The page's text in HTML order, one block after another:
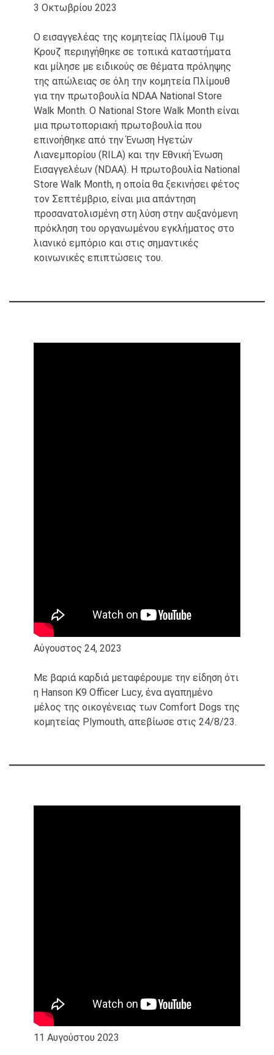
3 Οκτωβρίου 2023
Ο εισαγγελέας της κομητείας Πλίμουθ Τιμ
Κρουζ περιηγήθηκε σε τοπικά καταστήματα
και μίλησε με ειδικούς σε θέματα πρόληψης
της απώλειας σε όλη την κομητεία Πλίμουθ
για την πρωτοβουλία NDAA National Store
Walk Month. Ο National Store Walk Month είναι
μια πρωτοποριακή πρωτοβουλία που
επινοήθηκε από την Ένωση Ηγετών
Λιανεμπορίου (RILA) και την Εθνική Ένωση
Εισαγγελέων (NDAA). Η πρωτοβουλία National
Store Walk Month, η οποία θα ξεκινήσει φέτος
τον Σεπτέμβριο, είναι μια απάντηση
προσανατολισμένη στη λύση στην αυξανόμενη
πρόκληση του οργανωμένου εγκλήματος στο
λιανικό εμπόριο και στις σημαντικές
κοινωνικές επιπτώσεις του.
Αύγουστος 24, 2023
Με βαριά καρδιά μεταφέρουμε την είδηση ότι
η Hanson K9 Officer Lucy, ένα αγαπημένο
μέλος της οικογένειας των Comfort Dogs της
κομητείας Plymouth, απεβίωσε στις 24/8/23.
11 Αυγούστου 2023